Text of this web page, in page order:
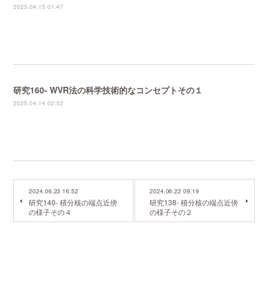
2025.04.15 01:47
研究160- WVR法の科学技術的なコンセプトその１
2025.04.14 02:52
2024.06.23 16:52
研究140- 積分核の端点近傍
の様子その４
2024.06.22 09:19
研究138- 積分核の端点近傍
の様子その２